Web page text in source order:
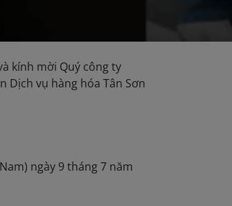
kính mời Quý công ty
Dịch vụ hàng hóa Tân Sơn
ngày 9 tháng 7 năm